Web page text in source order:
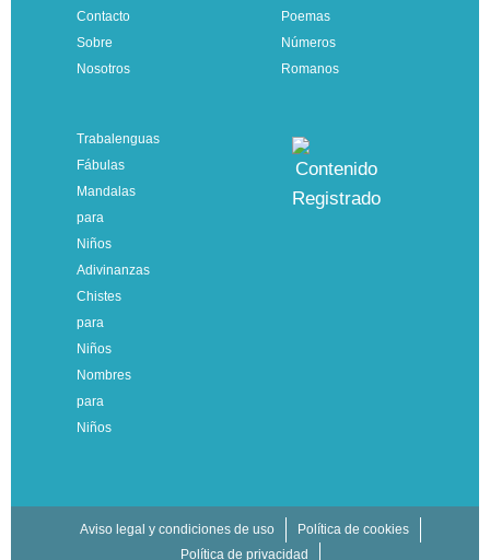
Contacto
Sobre
Nosotros
Poemas
Números
Romanos
Trabalenguas
Fábulas
Mandalas
para
Niños
Adivinanzas
Chistes
para
Niños
Nombres
para
Niños
Aviso legal y condiciones de uso
Política de cookies
Política de privacidad